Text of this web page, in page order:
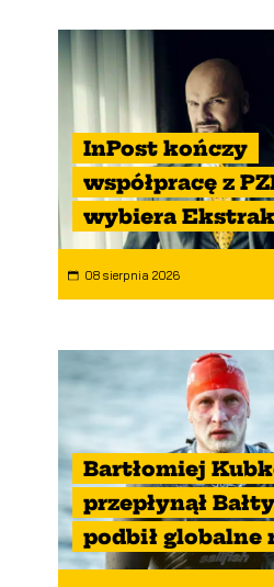
InPost kończy
współpracę z
wybiera
08 sierpnia 2026
Bartłomiej
przepłynął
podbił globalne